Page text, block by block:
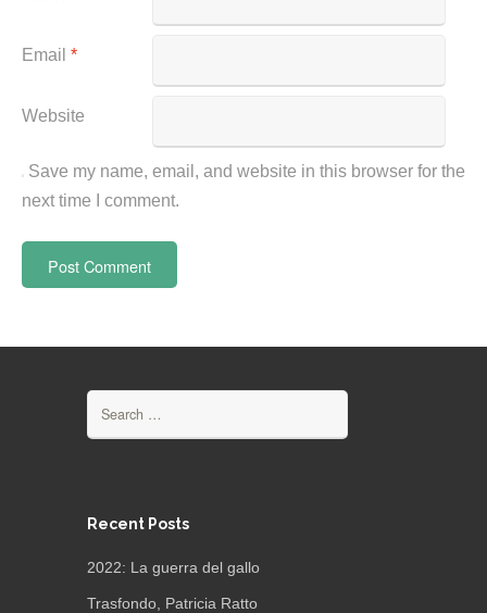
Email *
Website
Save my name, email, and website in this browser for the
next time I comment.
Recent Posts
2022: La guerra del gallo
Trasfondo, Patricia Ratto